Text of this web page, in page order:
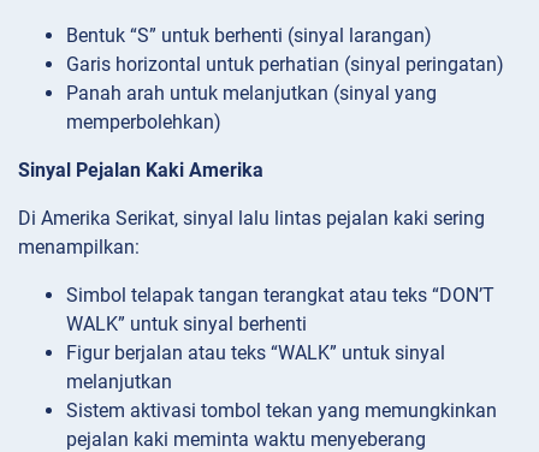
Bentuk “S” untuk berhenti (sinyal larangan)
Garis horizontal untuk perhatian (sinyal peringatan)
Panah arah untuk melanjutkan (sinyal yang
memperbolehkan)
Sinyal Pejalan Kaki Amerika
Di Amerika Serikat, sinyal lalu lintas pejalan kaki sering
menampilkan:
Simbol telapak tangan terangkat atau teks “DON’T
WALK” untuk sinyal berhenti
Figur berjalan atau teks “WALK” untuk sinyal
melanjutkan
Sistem aktivasi tombol tekan yang memungkinkan
pejalan kaki meminta waktu menyeberang